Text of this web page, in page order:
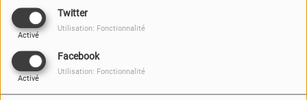
Twitter
Activé
Utilisation: Fonctionnalité
Facebook
Activé
Utilisation: Fonctionnalité
Andrew